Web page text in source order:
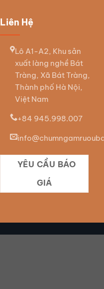
Liên Hệ
Lô A1-A2, Khu sản
xuất làng nghề Bát
Tràng, Xã Bát Tràng,
Thành phố Hà Nội,
Việt Nam
+84 945.998.007
YÊU CẦU BÁO
GIÁ